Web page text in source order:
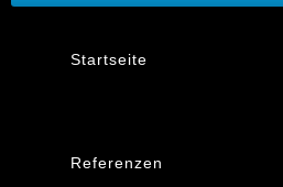
Startseite
Referenzen